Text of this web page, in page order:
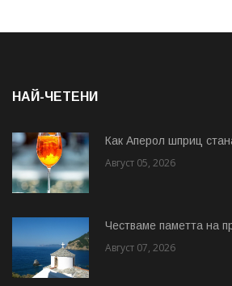
НАЙ-ЧЕТЕНИ
Как Аперол шприц
Август 05, 2026
Честваме паметта на
Август 07, 2026